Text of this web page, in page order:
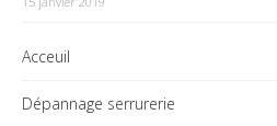
Acceuil
Dépannage serrurerie